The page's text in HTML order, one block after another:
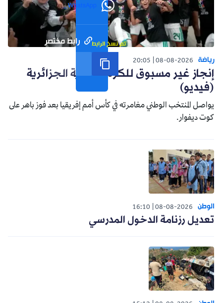
WhatsApp
رابط مختصر تم نسخ الرابط
رياضة 08-08-2026
20:05
إنجاز غير مسبوق للكرة النسوية الجزائرية
(فيديو)
يواصل المنتخب الوطني مغامرته في كأس أمم إفريقيا بعد فوز باهر على
كوت ديفوار.
الوطن 08-08-2026
16:10
تعديل رزنامة الدخول المدرسي